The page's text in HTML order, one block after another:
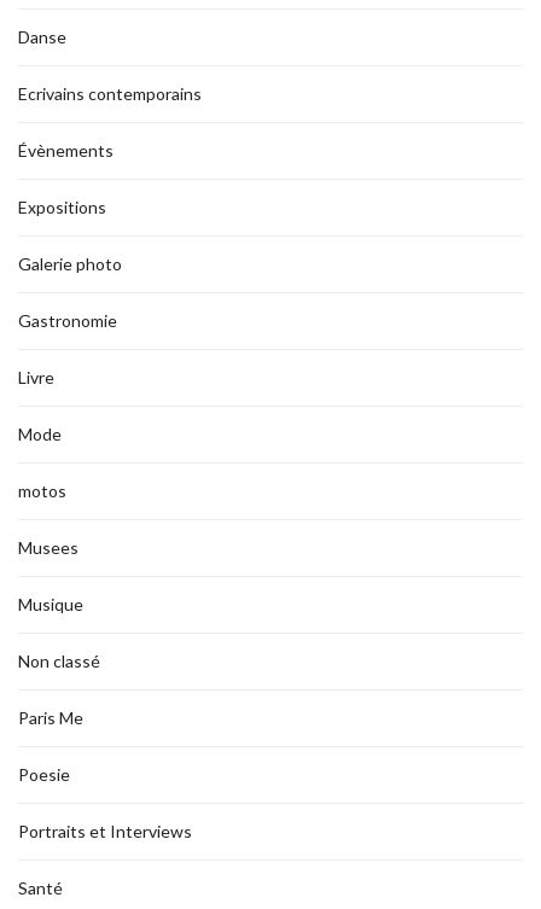
Danse
Ecrivains contemporains
Évènements
Expositions
Galerie photo
Gastronomie
Livre
Mode
motos
Musees
Musique
Non classé
Paris Me
Poesie
Portraits et Interviews
Santé